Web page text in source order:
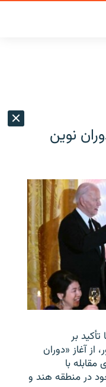
نوین
بر
آغاز «دوران
با
در منطقه هند و